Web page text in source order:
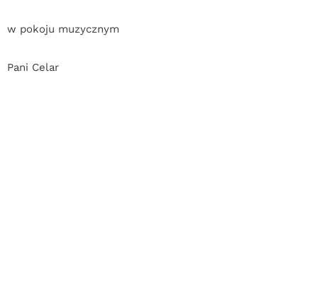
w pokoju muzycznym
Pani Celar